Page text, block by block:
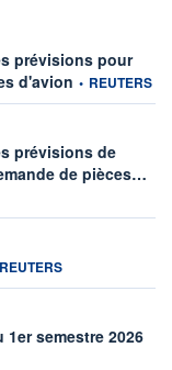
prévisions pour
d'avion information
• REUTERS
prévisions de
de pièces…
fournie par
REUTERS
semestre 2026